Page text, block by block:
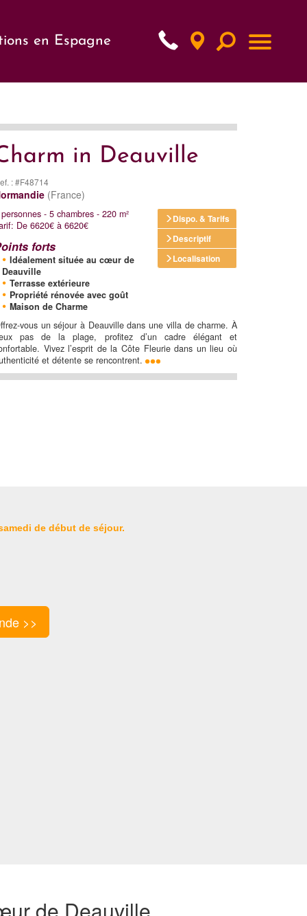
en Espagne
in Deauville
: #F48714
(France)
Dispo. & Tarifs
Descriptif
Localisation
- 5 chambres - 220 m²
De 6620€ à 6620€
forts
Idéalement située au cœur de
Deauville
Terrasse extérieure
Propriété rénovée avec goût
Maison de Charme
vous un séjour à Deauville dans une villa de charme. À
pas de la plage, profitez d’un cadre élégant et
Vivez l’esprit de la Côte Fleurie dans un lieu où
et détente se rencontrent.
de début de séjour.
>>